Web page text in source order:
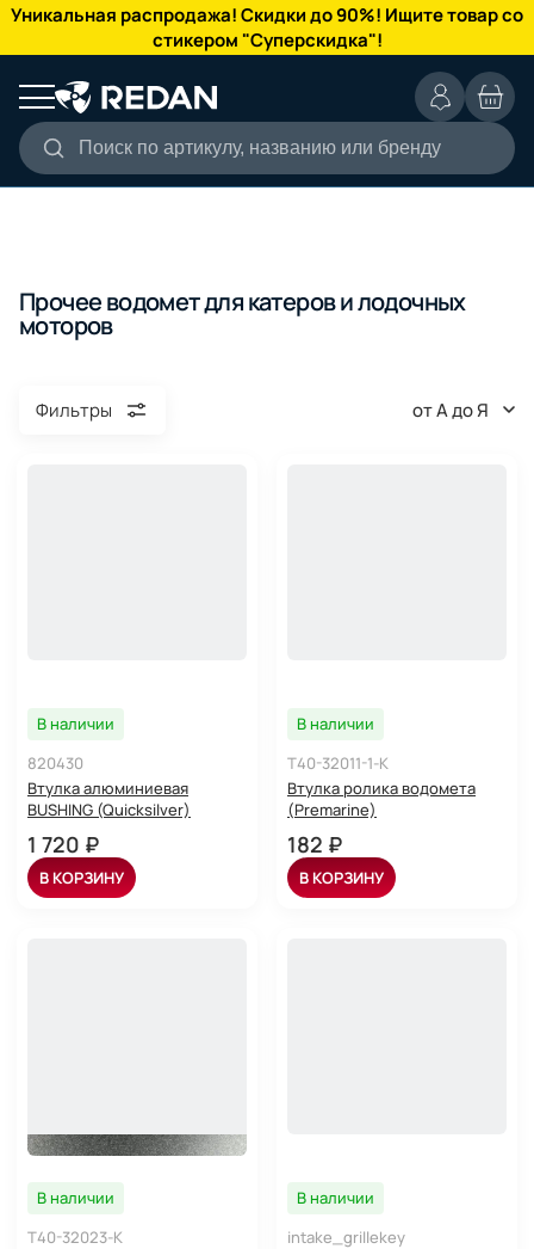
Уникальная распродажа! Скидки до 90%! Ищите товар со
стикером "Суперскидка"!
Поиск по артикулу, названию или бренду
КАТАЛОГ
Прочее водомет для катеров и лодочных
моторов
Фильтры от А до Я
В наличии
820430
Втулка алюминиевая
BUSHING (Quicksilver)
1 720 ₽
В КОРЗИНУ
В наличии
T40-32011-1-K
Втулка ролика водомета
(Premarine)
182 ₽
В КОРЗИНУ
В наличии
T40-32023-K
В наличии
intake_grillekey